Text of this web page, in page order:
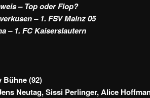
– Top oder Flop?
– 1. FSV Mainz 05
– 1. FC Kaiserslautern
Bühne (92)
Neutag, Sissi Perlinger, Alice